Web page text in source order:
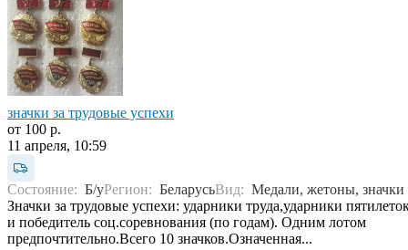
значки за трудовые успехи
от 100 р.
11 апреля, 10:59
Состояние: Б/уРегион: БеларусьВид: Медали, жетоны, значки
Значки за трудовые успехи: ударники труда,ударники
и победитель соц.соревнования (по годам). Одним лотом
предпочтительно.Всего 10 значков.Означенная...